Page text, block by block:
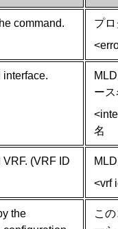
command.
プ
interface.
ー
名
(VRF ID
<vrf
the
こ